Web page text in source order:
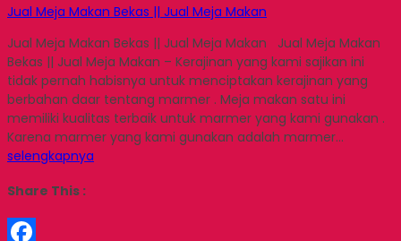
Jual Meja Makan Bekas || Jual Meja Makan
Jual Meja Makan Bekas || Jual Meja Makan Jual Meja Makan
Bekas || Jual Meja Makan – Kerajinan yang kami sajikan ini
tidak pernah habisnya untuk menciptakan kerajinan yang
berbahan daar tentang marmer . Meja makan satu ini
memiliki kualitas terbaik untuk marmer yang kami gunakan .
Karena marmer yang kami gunakan adalah marmer…
selengkapnya
Share This :